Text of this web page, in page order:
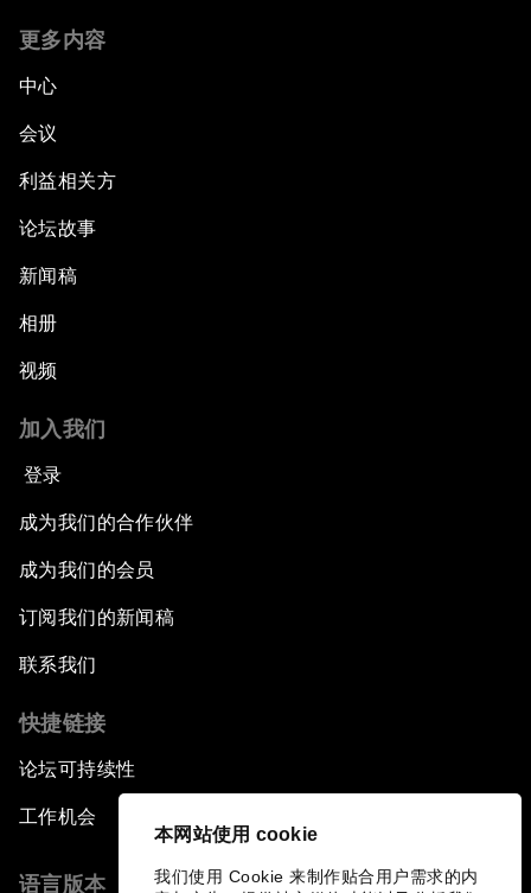
本网站使用 cookie
我们使用 Cookie 来制作贴合用户需求的内
更多内容
中心
会议
利益相关方
论坛故事
新闻稿
相册
视频
加入我们
登录
成为我们的合作伙伴
成为我们的会员
订阅我们的新闻稿
联系我们
快捷链接
论坛可持续性
工作机会
语言版本